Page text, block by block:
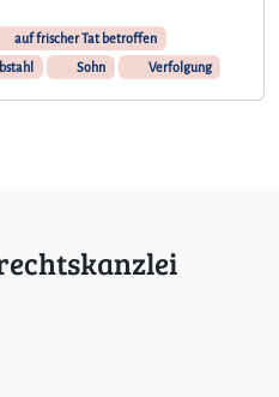
auf frischer Tat betroffen
Sohn Verfolgung